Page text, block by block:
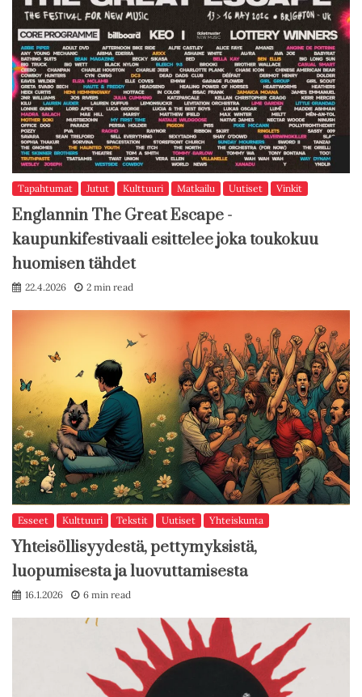
Tapahtumat Jutut Kulttuuri Matkailu Uutiset Vinkit
Englannin The Great Escape -
kaupunkifestivaali esittelee joka toukokuu
huomisen tähdet
22.4.2026 2 min read
Esseet Kulttuuri Tekstit Uutiset Yhteiskunta
Yhteisöllisyydestä, pettymyksistä,
luopumisesta ja luovuttamisesta
16.1.2026 6 min read